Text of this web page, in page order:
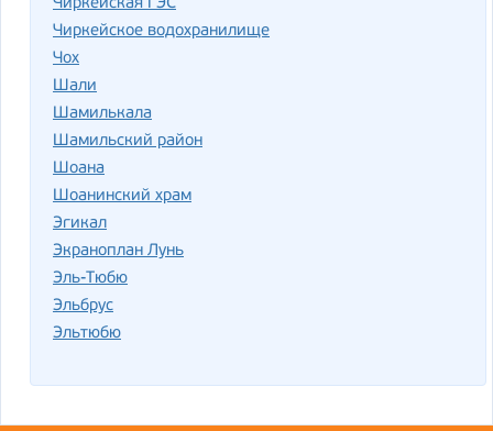
Чиркейская ГЭС
Чиркейское водохранилище
Чох
Шали
Шамилькала
Шамильский район
Шоана
Шоанинский храм
Эгикал
Экраноплан Лунь
Эль-Тюбю
Эльбрус
Эльтюбю